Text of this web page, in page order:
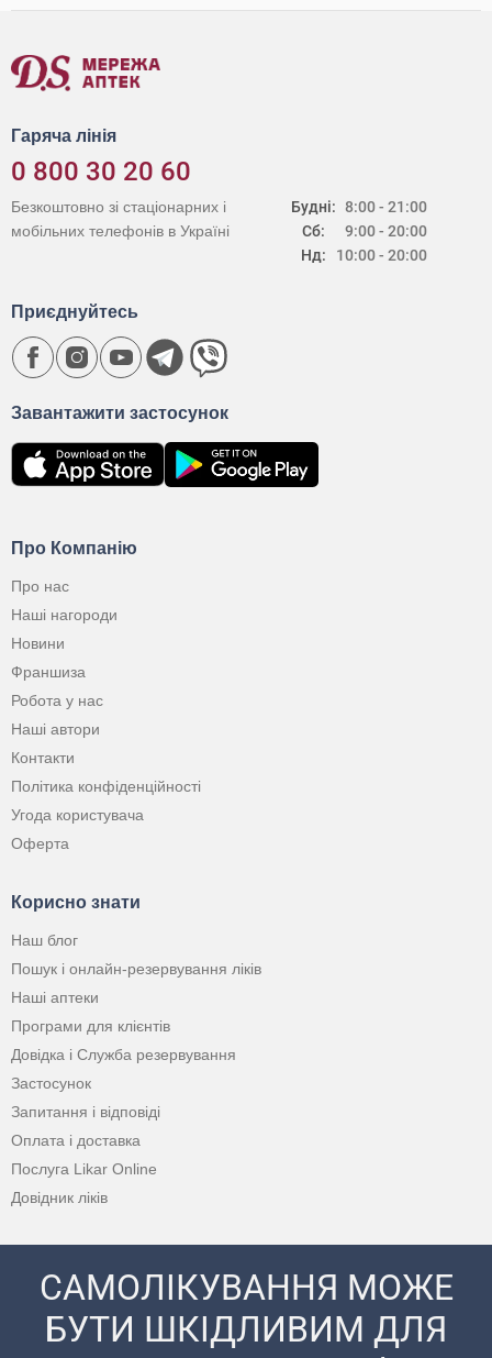
Гаряча лінія
0 800 30 20 60
Будні:
Сб:
Нд:
8:00 - 21:00
9:00 - 20:00
10:00 - 20:00
Безкоштовно зі стаціонарних і
мобільних телефонів в Україні
Про Компанію
Про нас
Наші нагороди
Новини
Франшиза
Робота у нас
Наші автори
Контакти
Політика конфіденційності
Угода користувача
Оферта
Корисно знати
Наш блог
Пошук і онлайн-резервування ліків
Наші аптеки
Програми для клієнтів
Довідка і Служба резервування
Застосунок
Запитання і відповіді
Оплата і доставка
Послуга Likar Online
Довідник ліків
Завантажити застосунок
Приєднуйтесь
САМОЛІКУВАННЯ МОЖЕ
БУТИ ШКІДЛИВИМ ДЛЯ